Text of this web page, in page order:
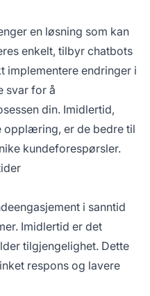
en løsning som kan
enkelt, tilbyr chatbots
implementere endringer i
svar for å
din. Imidlertid,
opplæring, er de bedre til
kundeforespørsler.
i sanntid
Imidlertid er det
tilgjengelighet. Dette
respons og lavere